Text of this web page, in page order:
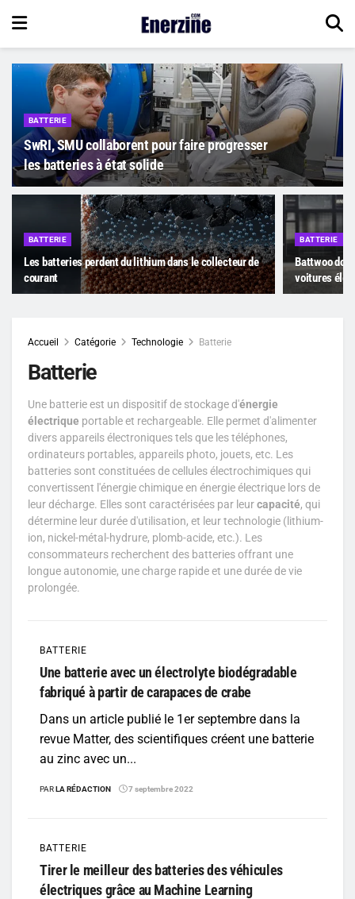
BATTERIE
SwRI, SMU collaborent pour faire progresser
les batteries à état solide
BATTERIE
Les batteries perdent du lithium dans le collecteur de
courant
BATTERIE
Battwoo
voitures
Accueil Catégorie Technologie Batterie
Batterie
Une batterie est un dispositif de stockage d'énergie
électrique portable et rechargeable. Elle permet d'alimenter
divers appareils électroniques tels que les téléphones,
ordinateurs portables, appareils photo, jouets, etc. Les
batteries sont constituées de cellules électrochimiques qui
convertissent l'énergie chimique en énergie électrique lors de
leur décharge. Elles sont caractérisées par leurcapacité, qui
détermine leur durée d'utilisation, et leur technologie (lithium-
ion, nickel-métal-hydrure, plomb-acide, etc.). Les
consommateurs recherchent des batteries offrant une
longue autonomie, une charge rapide et une durée de vie
prolongée.
BATTERIE
Une batterie avec un électrolyte biodégradable
fabriqué à partir de carapaces de crabe
Dans un article publié le 1er septembre dans la
revue Matter, des scientifiques créent une batterie
au zinc avec un...
PARLA RÉDACTION 7 septembre 2022
BATTERIE
Tirer le meilleur des batteries des véhicules
électriques grâce au Machine Learning